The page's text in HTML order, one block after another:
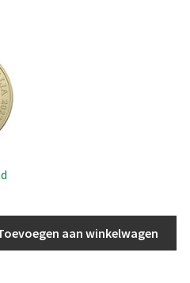
aan winkelwagen